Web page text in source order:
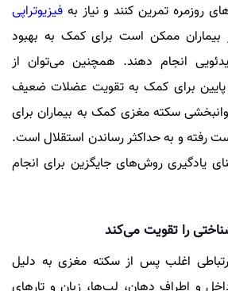
روزمره تمرین کنند و نیاز به فیزیوتراپی
بیماران ممکن است برای کمک به بهبود
انجام دهند. همچنین می‌توان از
برای کمک به تقویت عضلات ضعیف
سکته مغزی کمک به بیماران برای
رفته و به حداکثر رساندن استقلال است.
یادگیری روش‌های جایگزین برای انجام
را تقویت می‌کند
اغلب پس از سکته مغزی به دلیل